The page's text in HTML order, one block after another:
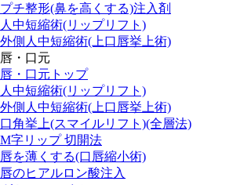
プチ整形(鼻を高くする)注入剤
人中短縮術(リップリフト)
外側人中短縮術(上口唇挙上術)
唇・口元
唇・口元トップ
人中短縮術(リップリフト)
外側人中短縮術(上口唇挙上術)
口角挙上(スマイルリフト)(全層法)
M字リップ 切開法
唇を薄くする(口唇縮小術)
唇のヒアルロン酸注入